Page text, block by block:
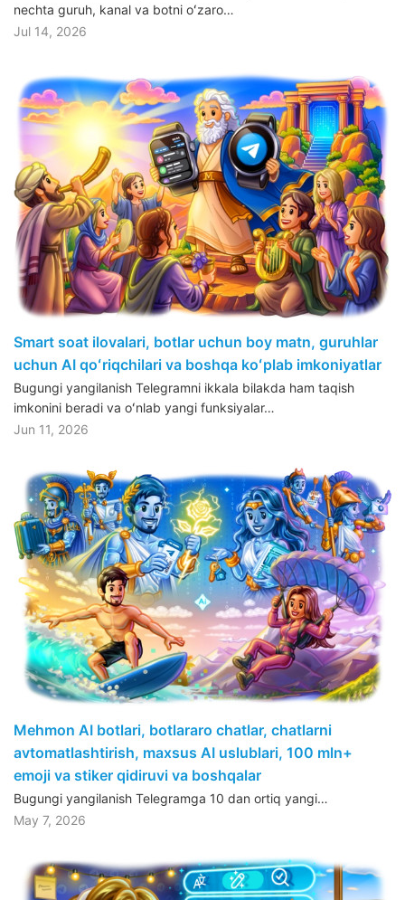
nechta guruh, kanal va botni oʻzaro…
Jul 14, 2026
Smart soat ilovalari, botlar uchun boy matn, guruhlar
uchun AI qoʻriqchilari va boshqa koʻplab imkoniyatlar
Bugungi yangilanish Telegramni ikkala bilakda ham taqish
imkonini beradi va oʻnlab yangi funksiyalar…
Jun 11, 2026
Mehmon AI botlari, botlararo chatlar, chatlarni
avtomatlashtirish, maxsus AI uslublari, 100 mln+
emoji va stiker qidiruvi va boshqalar
Bugungi yangilanish Telegramga 10 dan ortiq yangi…
May 7, 2026